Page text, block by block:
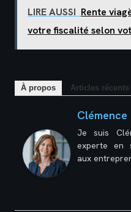
LIRE AUSSI Rente
votre fiscalité selon
À propos Articles récents
Clémence
Je suis
experte en
aux